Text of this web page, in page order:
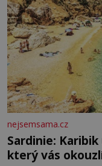
nejsemsama.cz
Sardinie:
který vás